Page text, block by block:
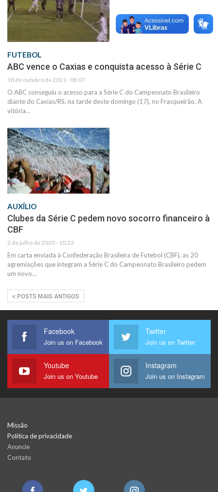
FUTEBOL
ABC vence o Caxias e conquista acesso à Série C
18 de outubro de 2021 - 08:07
O ABC conseguiu o acesso para a Série C do Campeonato Brasileiro
diante do Caxias/RS, na tarde deste domingo (17), no Frasqueirão. A
vitória…
AUXÍLIO
Clubes da Série C pedem novo socorro financeiro à
CBF
2 de julho de 2020 - 10:22
Em carta enviada à Confederação Brasileira de Futebol (CBF), as 20
agremiações que integram a Série C do Campeonato Brasileiro pedem
um novo…
POSTS MAIS ANTIGOS
Facebook
Join us on Facebook
Twitter
Join us on Twitter
Youtube
Join us on Youtube
Instagram
Join us on Instagram
Missão
Política de privacidade
Anuncie
Contato